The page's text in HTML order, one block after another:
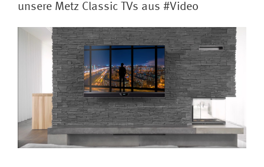
mit
unsere Metz Classic TVs aus #Video